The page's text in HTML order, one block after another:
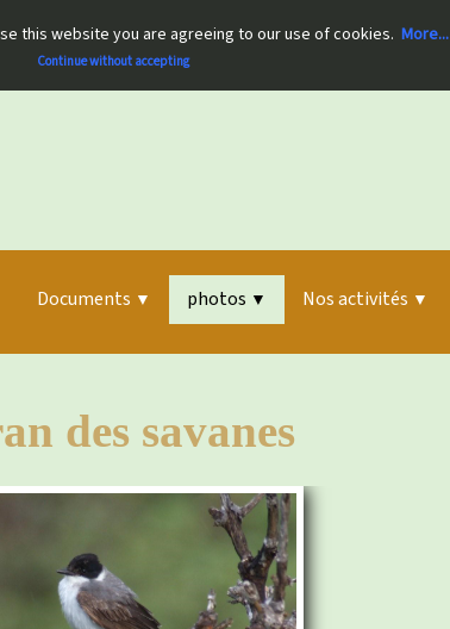
this website you are agreeing to our use of cookies. More...
Continue without accepting
Documents ▼ photos ▼ Nos activités ▼
des savanes